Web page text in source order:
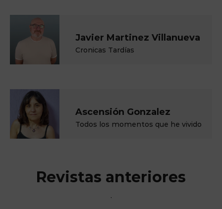
Javier Martinez Villanueva
Cronicas Tardías
Ascensión Gonzalez
Todos los momentos que he vivido
Revistas anteriores
.